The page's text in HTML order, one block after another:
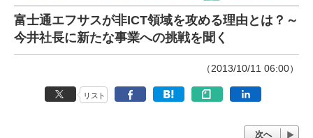
富士通エフサスが非ICT領域を攻める理由とは？～
今井社長に新たな事業への挑戦を聞く
（2013/10/11 06:00）
リスト
次へ